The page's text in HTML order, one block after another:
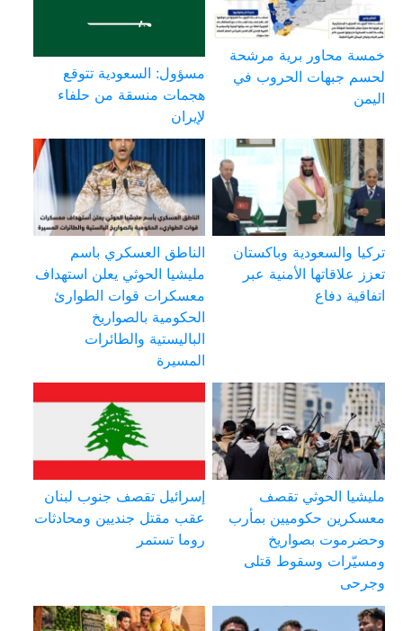
خمسة محاور برية مرشحة
لحسم جبهات الحروب في
اليمن
مسؤول: السعودية تتوقع
هجمات منسقة من حلفاء
لإيران
تركيا والسعودية وباكستان
تعزز علاقاتها الأمنية عبر
اتفاقية دفاع
الناطق العسكري باسم
مليشيا الحوثي يعلن استهداف
معسكرات قوات الطوارئ
الحكومية بالصواريخ
الباليستية والطائرات
المسيرة
مليشيا الحوثي تقصف
معسكرين حكوميين بمأرب
وحضرموت بصواريخ
ومسيّرات وسقوط قتلى
وجرحى
إسرائيل تقصف جنوب لبنان
عقب مقتل جنديين ومحادثات
روما تستمر